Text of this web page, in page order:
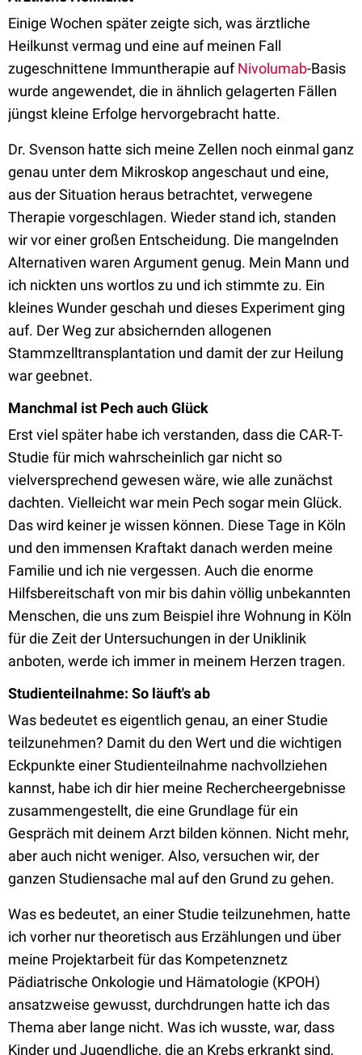
Einige Wochen später zeigte sich, was ärztliche
Heilkunst vermag und eine auf meinen Fall
zugeschnittene Immuntherapie aufNivolumab-Basis
wurde angewendet, die in ähnlich gelagerten Fällen
jüngst kleine Erfolge hervorgebracht hatte.
Dr. Svenson hatte sich meine Zellen noch einmal ganz
genau unter dem Mikroskop angeschaut und eine,
aus der Situation heraus betrachtet, verwegene
Therapie vorgeschlagen. Wieder stand ich, standen
wir vor einer großen Entscheidung. Die mangelnden
Alternativen waren Argument genug. Mein Mann und
ich nickten uns wortlos zu und ich stimmte zu. Ein
kleines Wunder geschah und dieses Experiment ging
auf. Der Weg zur absichernden allogenen
Stammzelltransplantation und damit der zur Heilung
war geebnet.
Manchmal ist Pech auch Glück
Erst viel später habe ich verstanden, dass die CAR-T-
Studie für mich wahrscheinlich gar nicht so
vielversprechend gewesen wäre, wie alle zunächst
dachten. Vielleicht war mein Pech sogar mein Glück.
Das wird keiner je wissen können. Diese Tage in Köln
und den immensen Kraftakt danach werden meine
Familie und ich nie vergessen. Auch die enorme
Hilfsbereitschaft von mir bis dahin völlig unbekannten
Menschen, die uns zum Beispiel ihre Wohnung in Köln
für die Zeit der Untersuchungen in der Uniklinik
anboten, werde ich immer in meinem Herzen tragen.
Studienteilnahme: So läuft's ab
Was bedeutet es eigentlich genau, an einer Studie
teilzunehmen? Damit du den Wert und die wichtigen
Eckpunkte einer Studienteilnahme nachvollziehen
kannst, habe ich dir hier meine Rechercheergebnisse
zusammengestellt, die eine Grundlage für ein
Gespräch mit deinem Arzt bilden können. Nicht mehr,
aber auch nicht weniger. Also, versuchen wir, der
ganzen Studiensache mal auf den Grund zu gehen.
Was es bedeutet, an einer Studie teilzunehmen, hatte
ich vorher nur theoretisch aus Erzählungen und über
meine Projektarbeit für das Kompetenznetz
Pädiatrische Onkologie und Hämatologie (KPOH)
ansatzweise gewusst, durchdrungen hatte ich das
Thema aber lange nicht. Was ich wusste, war, dass
Kinder und Jugendliche, die an Krebs erkrankt sind,